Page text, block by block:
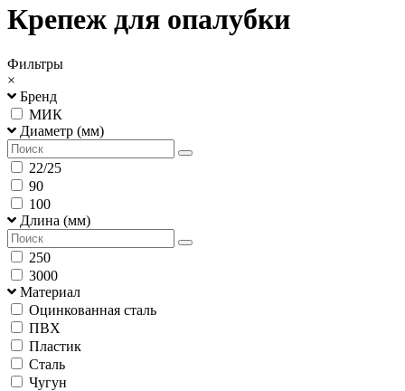
Крепеж для опалубки
Фильтры
×
Бренд
МИК
Диаметр (мм)
22/25
90
100
Длина (мм)
250
3000
Материал
Оцинкованная сталь
ПВХ
Пластик
Сталь
Чугун